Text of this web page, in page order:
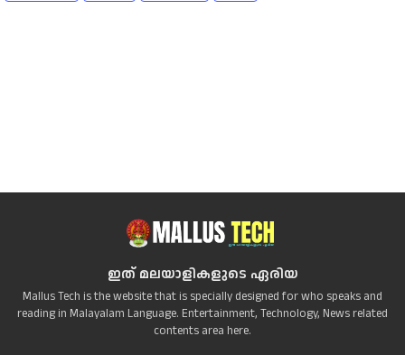
ഇത് മലയാളികളുടെ ഏരിയ
Mallus Tech is the website that is specially designed for who speaks and
reading in Malayalam Language. Entertainment, Technology, News related
contents area here.